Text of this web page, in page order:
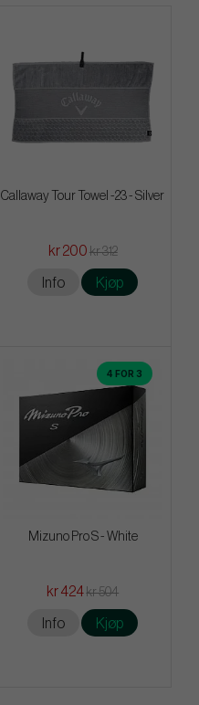
Callaway Tour Towel -23 - Silver
kr 200 kr 312
Info Kjøp
4 FOR 3
Mizuno Pro S - White
kr 424kr 504
Info Kjøp